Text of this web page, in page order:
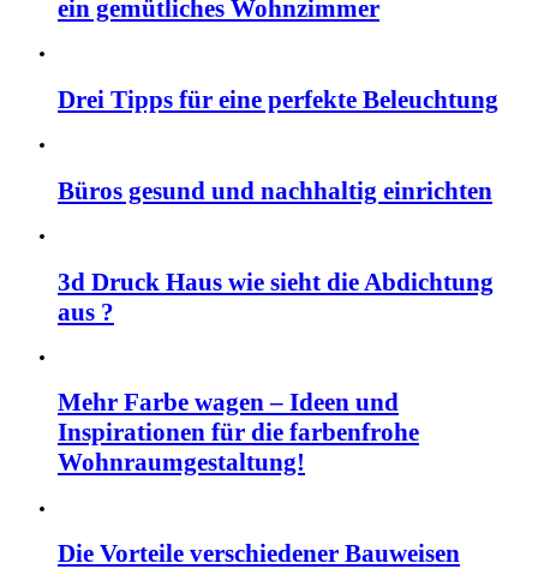
ein gemütliches Wohnzimmer
Drei Tipps für eine perfekte Beleuchtung
Büros gesund und nachhaltig einrichten
3d Druck Haus wie sieht die Abdichtung
aus ?
Mehr Farbe wagen – Ideen und
Inspirationen für die farbenfrohe
Wohnraumgestaltung!
Die Vorteile verschiedener Bauweisen